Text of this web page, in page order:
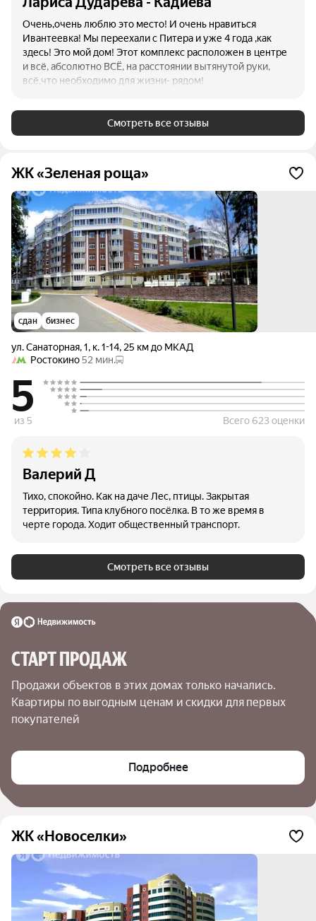
Очень,очень люблю это место! И очень нравиться
Ивантеевка! Мы переехали с Питера и уже 4 года ,как
здесь! Это мой дом! Этот комплекс расположен в центре
и всё, абсолютно ВСЁ, на расстоянии вытянутой руки,
всё,что необходимо для жизни- рядом!
Смотреть все отзывы
ЖК «Зеленая роща»
сдан бизнес
ул. Санаторная,1, к. 1-14, 25 км до МКАД
Ростокино52 мин.
5
из 5 Всего 623 оценки
Валерий Д
Тихо, спокойно. Как на даче Лес, птицы. Закрытая
территория. Типа клубного посёлка. В то же время в
черте города. Ходит общественный транспорт.
Смотреть все отзывы
СТАРТ ПРОДАЖ
Продажи объектов в этих домах только начались.
Квартиры по выгодным ценам и скидки для первых
покупателей
Подробнее
ЖК «Новоселки»